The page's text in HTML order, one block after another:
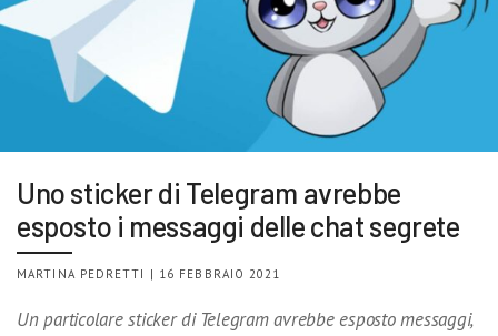
Uno sticker di Telegram avrebbe
esposto i messaggi delle chat segrete
MARTINA PEDRETTI | 16 FEBBRAIO 2021
Un particolare sticker di Telegram avrebbe esposto messaggi,